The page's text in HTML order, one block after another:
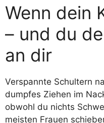
Wenn dein
– und du
an dir
Verspannte Schultern
dumpfes Ziehen im
obwohl du nichts
meisten Frauen